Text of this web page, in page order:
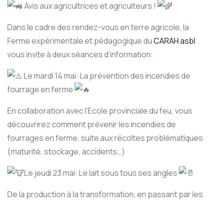
Avis aux agricultrices et agriculteurs !
Dans le cadre des rendez-vous en terre agricole, la
Ferme expérimentale et pédagogique duCARAH asbl
vous invite à deux séances d’information:
Le mardi 14 mai: La prévention des incendies de
fourrage en ferme
En collaboration avec l’Ecole provinciale du feu, vous
découvrirez comment prévenir les incendies de
fourrages en ferme, suite aux récoltes problématiques
(maturité, stockage, accidents…)
Le jeudi 23 mai: Le lait sous tous ses angles
De la production à la transformation, en passant par les